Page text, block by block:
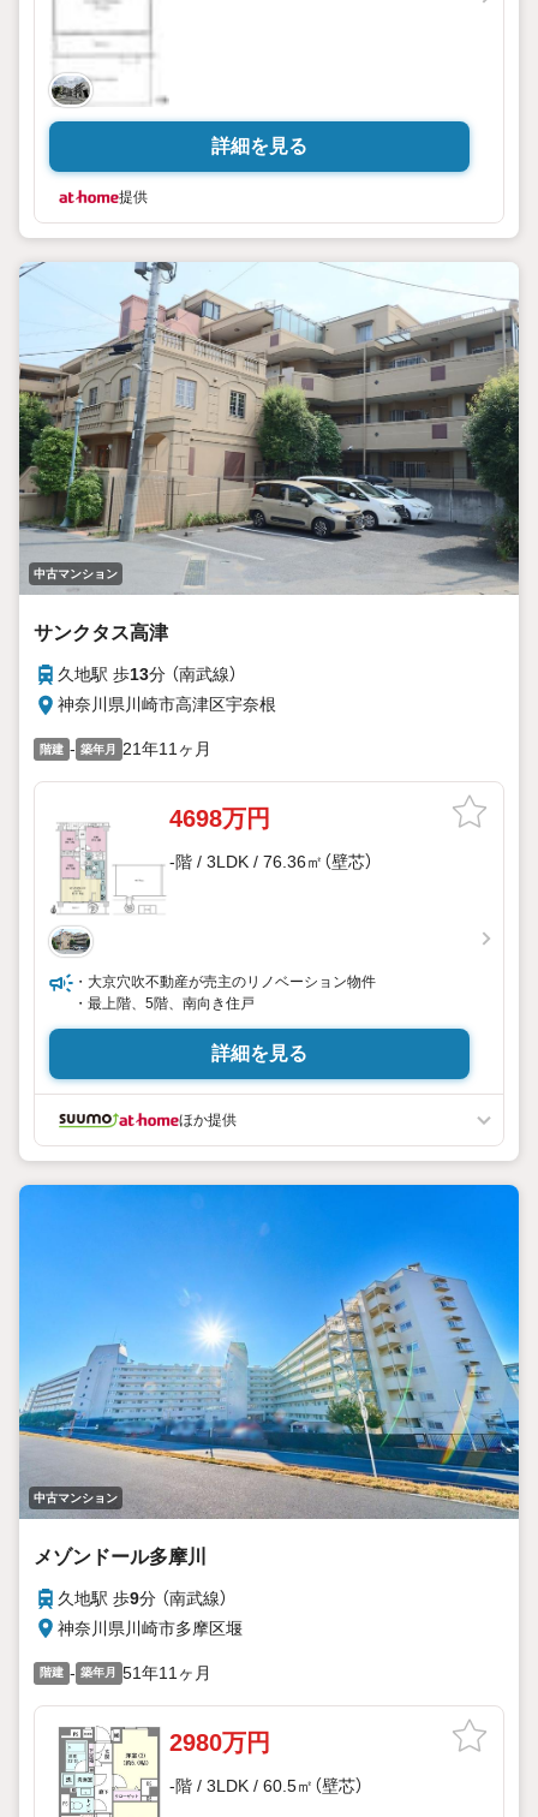
詳細を見る
提供
中古マンション
サンクタス高津
久地駅 歩13分 （南武線）
神奈川県川崎市高津区宇奈根
階建 - 築年月 21年11ヶ月
4698万円
-階 / 3LDK / 76.36㎡（壁芯）
・大京穴吹不動産が売主のリノベーション物件
・最上階、5階、南向き住戸
詳細を見る
ほか提供
中古マンション
メゾンドール多摩川
久地駅 歩9分 （南武線）
神奈川県川崎市多摩区堰
階建 - 築年月 51年11ヶ月
2980万円
-階 / 3LDK / 60.5㎡（壁芯）